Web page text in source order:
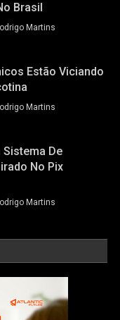
Brasil
Martins
Estão Viciando
Martins
De
No Pix
Martins